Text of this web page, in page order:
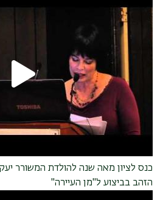
כנס לציון מאה שנה להולדת המשורר
הזהב בביצוע ל"מן העיירה"